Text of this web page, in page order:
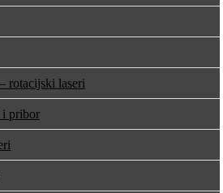
rotacijski laseri
i pribor